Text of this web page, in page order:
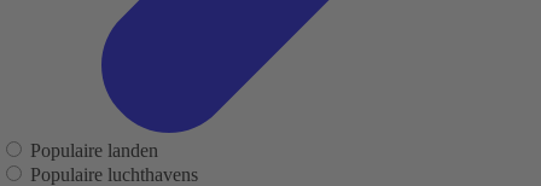
Populaire landen
Populaire luchthavens